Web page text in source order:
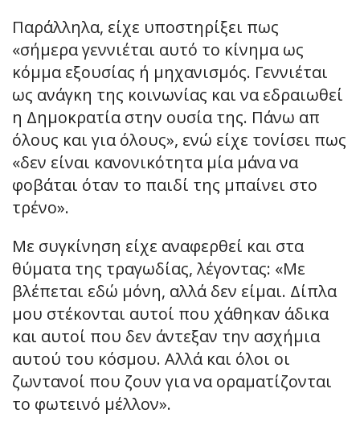
Παράλληλα, είχε υποστηρίξει πως
«σήμερα γεννιέται αυτό το κίνημα ως
κόμμα εξουσίας ή μηχανισμός. Γεννιέται
ως ανάγκη της κοινωνίας και να εδραιωθεί
η Δημοκρατία στην ουσία της. Πάνω απ
όλους και για όλους», ενώ είχε τονίσει πως
«δεν είναι κανονικότητα μία μάνα να
φοβάται όταν το παιδί της μπαίνει στο
τρένο».
Με συγκίνηση είχε αναφερθεί και στα
θύματα της τραγωδίας, λέγοντας: «Με
βλέπεται εδώ μόνη, αλλά δεν είμαι. Δίπλα
μου στέκονται αυτοί που χάθηκαν άδικα
και αυτοί που δεν άντεξαν την ασχήμια
αυτού του κόσμου. Αλλά και όλοι οι
ζωντανοί που ζουν για να οραματίζονται
το φωτεινό μέλλον».